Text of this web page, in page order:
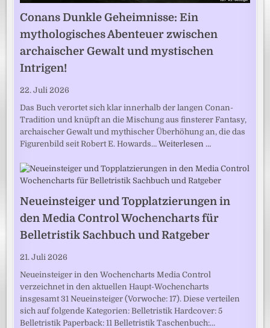
Conans Dunkle Geheimnisse: Ein
mythologisches Abenteuer zwischen
archaischer Gewalt und mystischen
Intrigen!
22. Juli 2026
Das Buch verortet sich klar innerhalb der langen Conan-
Tradition und knüpft an die Mischung aus finsterer Fantasy,
archaischer Gewalt und mythischer Überhöhung an, die das
Figurenbild seit Robert E. Howards…Weiterlesen …
Neueinsteiger und Topplatzierungen in
den Media Control Wochencharts für
Belletristik Sachbuch und Ratgeber
21. Juli 2026
Neueinsteiger in den Wochencharts Media Control
verzeichnet in den aktuellen Haupt-Wochencharts
insgesamt 31 Neueinsteiger (Vorwoche: 17). Diese verteilen
sich auf folgende Kategorien: Belletristik Hardcover: 5
Belletristik Paperback: 11 Belletristik Taschenbuch:…